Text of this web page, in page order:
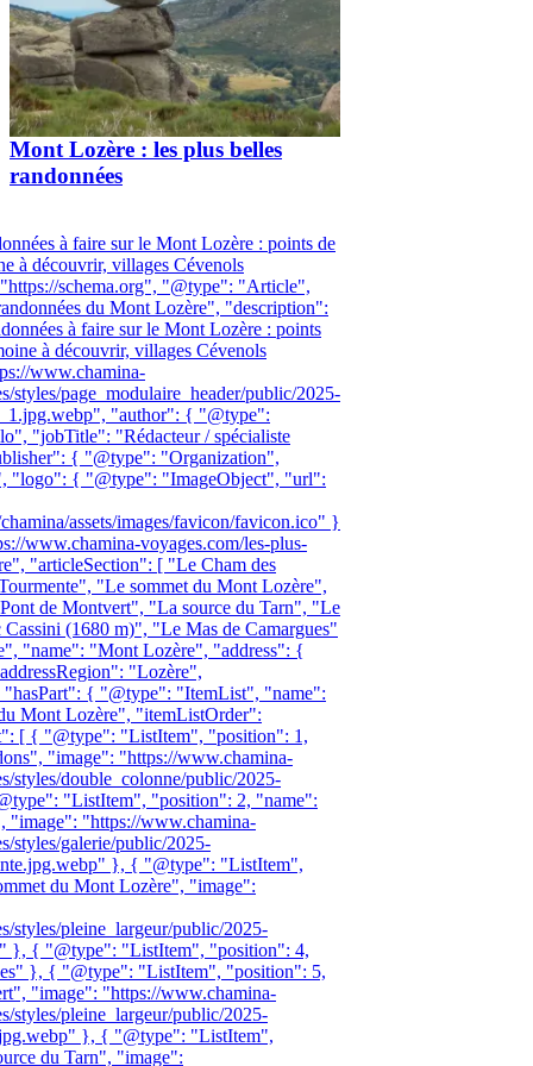
Mont Lozère : les plus belles
randonnées
à faire sur le Mont Lozère : points de
à découvrir, villages Cévenols
schema.org", "@type": "Article",
du Mont Lozère", "description":
à faire sur le Mont Lozère : points
à découvrir, villages Cévenols
www.chamina-
styles/page_modulaire_header/public/2025-
"author": { "@type":
"jobTitle": "Rédacteur / spécialiste
{ "@type": "Organization",
"logo": { "@type": "ImageObject", "url":
assets/images/favicon/favicon.ico" }
www.chamina-voyages.com/les-plus-
"articleSection": [ "Le Cham des
"Le sommet du Mont Lozère",
de Montvert", "La source du Tarn", "Le
(1680 m)", "Le Mas de Camargues"
"name": "Mont Lozère", "address": {
"Lozère",
{ "@type": "ItemList", "name":
Mont Lozère", "itemListOrder":
[ { "@type": "ListItem", "position": 1,
"image": "https://www.chamina-
styles/double_colonne/public/2025-
"ListItem", "position": 2, "name":
"image": "https://www.chamina-
styles/galerie/public/2025-
}, { "@type": "ListItem",
du Mont Lozère", "image":
styles/pleine_largeur/public/2025-
}, { "@type": "ListItem", "position": 4,
}, { "@type": "ListItem", "position": 5,
"image": "https://www.chamina-
styles/pleine_largeur/public/2025-
}, { "@type": "ListItem",
du Tarn", "image":